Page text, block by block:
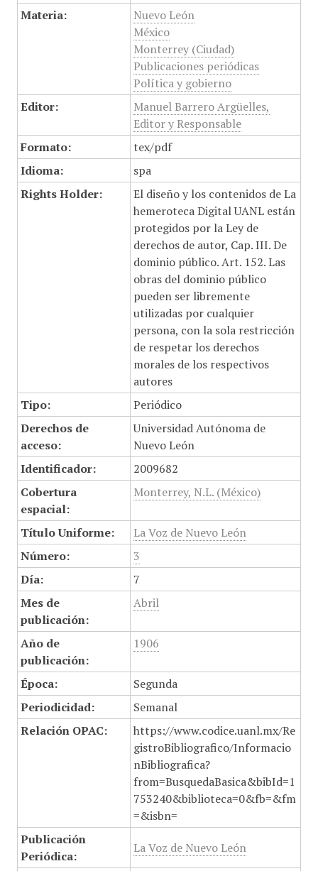
Materia:
Nuevo León
México
Monterrey (Ciudad)
Publicaciones periódicas
Política y gobierno
Editor:
Manuel Barrero Argüelles,
Editor y Responsable
Formato:
tex/pdf
Idioma:
spa
Rights Holder:
El diseño y los contenidos de La
hemeroteca Digital UANL están
protegidos por la Ley de
derechos de autor, Cap. III. De
dominio público. Art. 152. Las
obras del dominio público
pueden ser libremente
utilizadas por cualquier
persona, con la sola restricción
de respetar los derechos
morales de los respectivos
autores
Tipo:
Periódico
Derechos de
acceso:
Universidad Autónoma de
Nuevo León
Identificador:
2009682
Cobertura
espacial:
Monterrey, N.L. (México)
Título Uniforme:
La Voz de Nuevo León
Número:
3
Día:
7
Mes de
publicación:
Abril
Año de
publicación:
1906
Época:
Segunda
Periodicidad:
Semanal
Relación OPAC:
https://www.codice.uanl.mx/Re
gistroBibliografico/Informacio
nBibliografica?
from=BusquedaBasica&bibId=1
753240&biblioteca=0&fb=&fm
=&isbn=
Publicación
Periódica:
La Voz de Nuevo León